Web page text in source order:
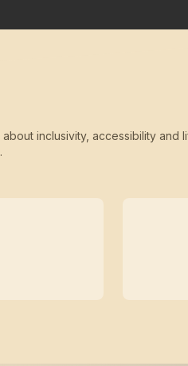
inclusivity, accessibility and